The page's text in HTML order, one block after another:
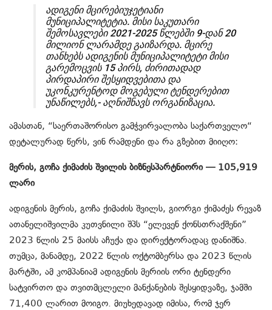
ადიგენი მცირებიუჯეტიანი
მუნიციპალიტეტია. მისი საკუთარი
შემოსავლები 2021-2025 წლებში 9-დან 20
მილიონ ლარამდე გაიზარდა. მცირე
თანხებს ადიგენის მუნიციპალიტეტი მისი
გარემოცვის 15 პირს, ძირითადად
პირდაპირი შესყიდვებითა და
უკონკურენტოდ მოგებული ტენდერებით
უნაწილებს,- აღნიშნავს ორგანიზაცია.
ამასთან, “საერთაშორისო გამჭვირვალობა საქართველო“
დეტალურად წერს, ვინ რამდენი და რა გზებით მიიღო:
მერის, გოჩა ქიმაძის შვილის ბიზნესპარტნიორი — 105,919
ლარი
ადიგენის მერის, გოჩა ქიმაძის შვილს, გიორგი ქიმაძეს რევაზ
ათანელიშვილმა კუთვნილი შპს “ელევენ ქონსთრაქშენი”
2023 წლის 25 მაისს აჩუქა და დირექტორადაც დანიშნა.
თუმცა, მანამდე, 2022 წლის ოქტომბერსა და 2023 წლის
მარტში, ამ კომპანიამ ადიგენის მერიის ორი ტენდერი
სატვირთო და თვითმცლელი მანქანების შესყიდვაზე, ჯამში
71,400 ლარით მოიგო. მიუხედავად იმისა, რომ ჯერ